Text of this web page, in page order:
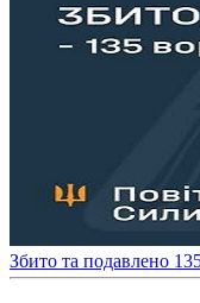
​Збито та подавлено